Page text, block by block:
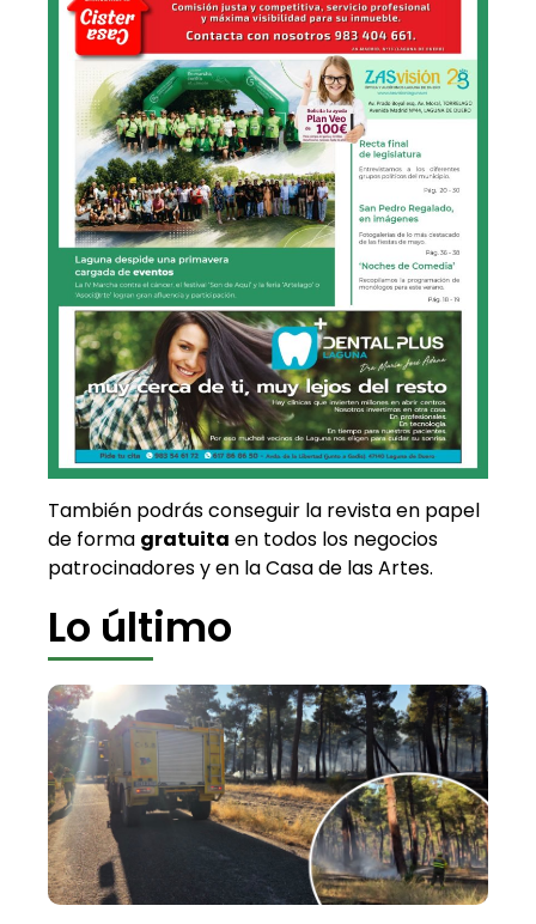
También podrás conseguir la revista en papel
de forma gratuita en todos los negocios
patrocinadores y en la Casa de las Artes.
Lo último